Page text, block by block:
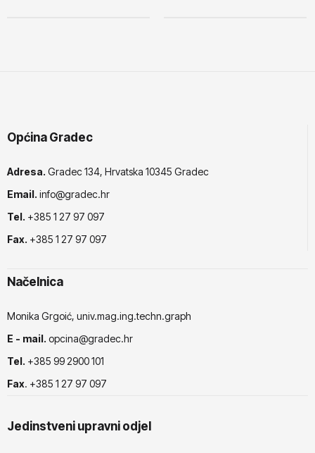
Općina Gradec
Adresa. Gradec 134, Hrvatska 10345 Gradec
Email. info@gradec.hr
Tel. +385 1 27 97 097
Fax. +385 1 27 97 097
Načelnica
Monika Grgoić, univ.mag.ing.techn.graph
E - mail. opcina@gradec.hr
Tel. +385 99 2900 101
Fax. +385 1 27 97 097
Jedinstveni upravni odjel